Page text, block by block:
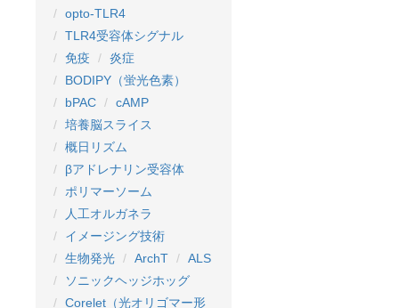
opto-TLR4
TLR4受容体シグナル
免疫
炎症
BODIPY（蛍光色素）
bPAC
cAMP
培養脳スライス
概日リズム
βアドレナリン受容体
ポリマーソーム
人工オルガネラ
イメージング技術
生物発光
ArchT
ALS
ソニックヘッジホッグ
Corelet（光オリゴマー形